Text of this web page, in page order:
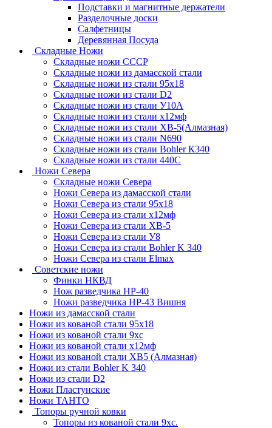
Подставки и магнитные держатели
Разделочные доски
Салфетницы
Деревянная Посуда
Складные Ножи
Cкладные ножи СССР
Складные ножи из дамасской стали
Складные ножи из стали 95х18
Складные ножи из стали D2
Складные ножи из стали У10А
Складные ножи из стали х12мф
Складные ножи из стали ХВ-5(Алмазная)
Складные ножи из стали N690
Складные ножи из стали Bohler К340
Складные ножи из стали 440С
Ножи Севера
Складные ножи Севера
Ножи Севера из дамасской стали
Ножи Севера из стали 95х18
Ножи Севера из стали х12мф
Ножи Севера из стали ХВ-5
Ножи Севера из стали У8
Ножи Севера из стали Bohler K 340
Ножи Севера из стали Elmax
Советские ножи
Финки НКВД
Нож разведчика НР-40
Ножи разведчика НР-43 Вишня
Ножи из дамасской стали
Ножи из кованой стали 95х18
Ножи из кованой стали 9хс
Ножи из кованой стали х12мф
Ножи из кованой стали ХВ5 (Алмазная)
Ножи из стали Bohler K 340
Ножи из стали D2
Ножи Пластунские
Ножи ТАНТО
Топоры ручной ковки
Топоры из кованой стали 9хс.